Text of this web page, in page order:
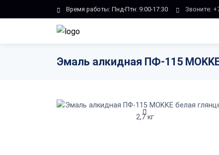
Skip to main contentВремя работы: Пнд-Птн: 9:00-17:30 Звоните:
Эмаль алкидная ПФ-115